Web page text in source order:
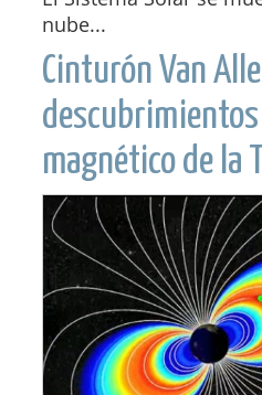
nube...
Cinturón Van
magnético de la